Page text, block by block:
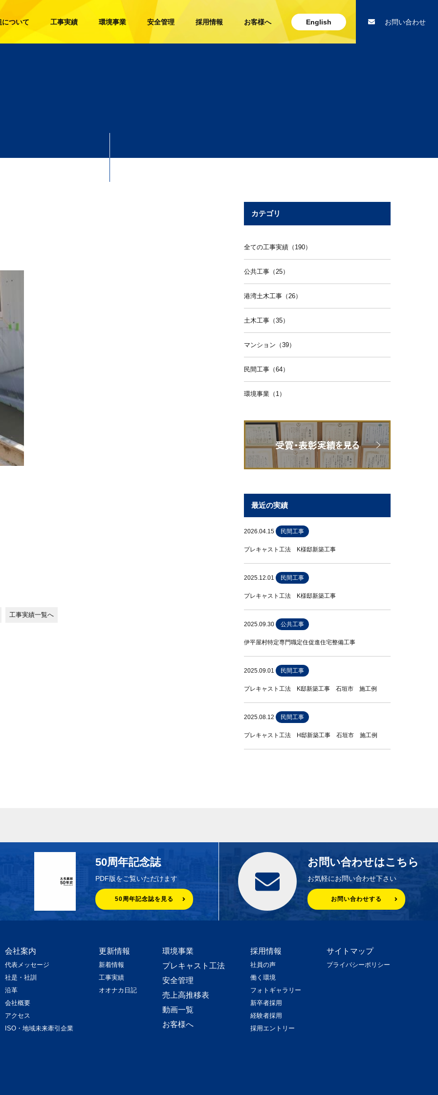
ついて 工事実績 環境事業 安全管理 採用情報 お客様へ English お問い合わせ
工事実績一覧へ
カテゴリ
全ての工事実績（190）
公共工事（25）
港湾土木工事（26）
土木工事（35）
マンション（39）
民間工事（64）
環境事業（1）
最近の実績
2026.04.15 民間工事
プレキャスト工法 K様邸新築工事
2025.12.01 民間工事
プレキャスト工法 K様邸新築工事
2025.09.30 公共工事
伊平屋村特定専門職定住促進住宅整備工事
2025.09.01 民間工事
プレキャスト工法 K邸新築工事 石垣市 施工例
2025.08.12 民間工事
プレキャスト工法 H邸新築工事 石垣市 施工例
50周年記念誌
PDF版をご覧いただけます
50周年記念誌を見る
お問い合わせはこちら
お気軽にお問い合わせ下さい
お問い合わせする
会社案内
代表メッセージ
社是・社訓
沿革
会社概要
アクセス
ISO・地域未来牽引企業
更新情報
新着情報
工事実績
オオナカ日記
環境事業
プレキャスト工法
安全管理
売上高推移表
動画一覧
お客様へ
採用情報
社員の声
働く環境
フォトギャラリー
新卒者採用
経験者採用
採用エントリー
サイトマップ
プライバシーポリシー